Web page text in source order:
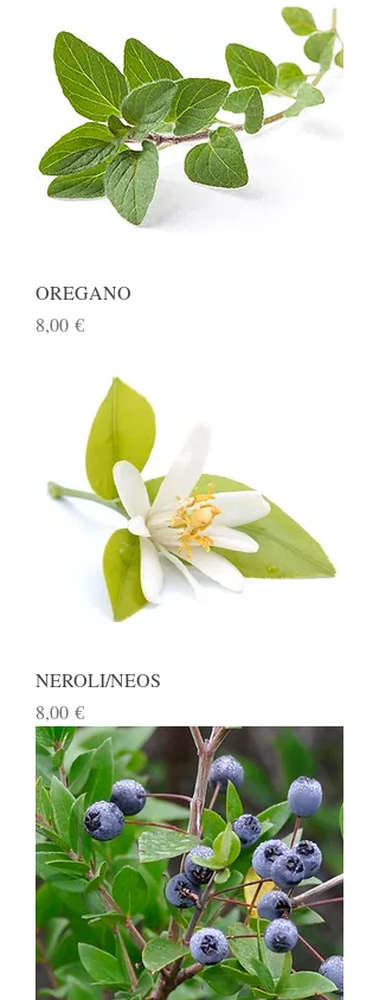
OREGANO
Preis
8,00 €
NEROLI/NEOS
Preis
8,00 €